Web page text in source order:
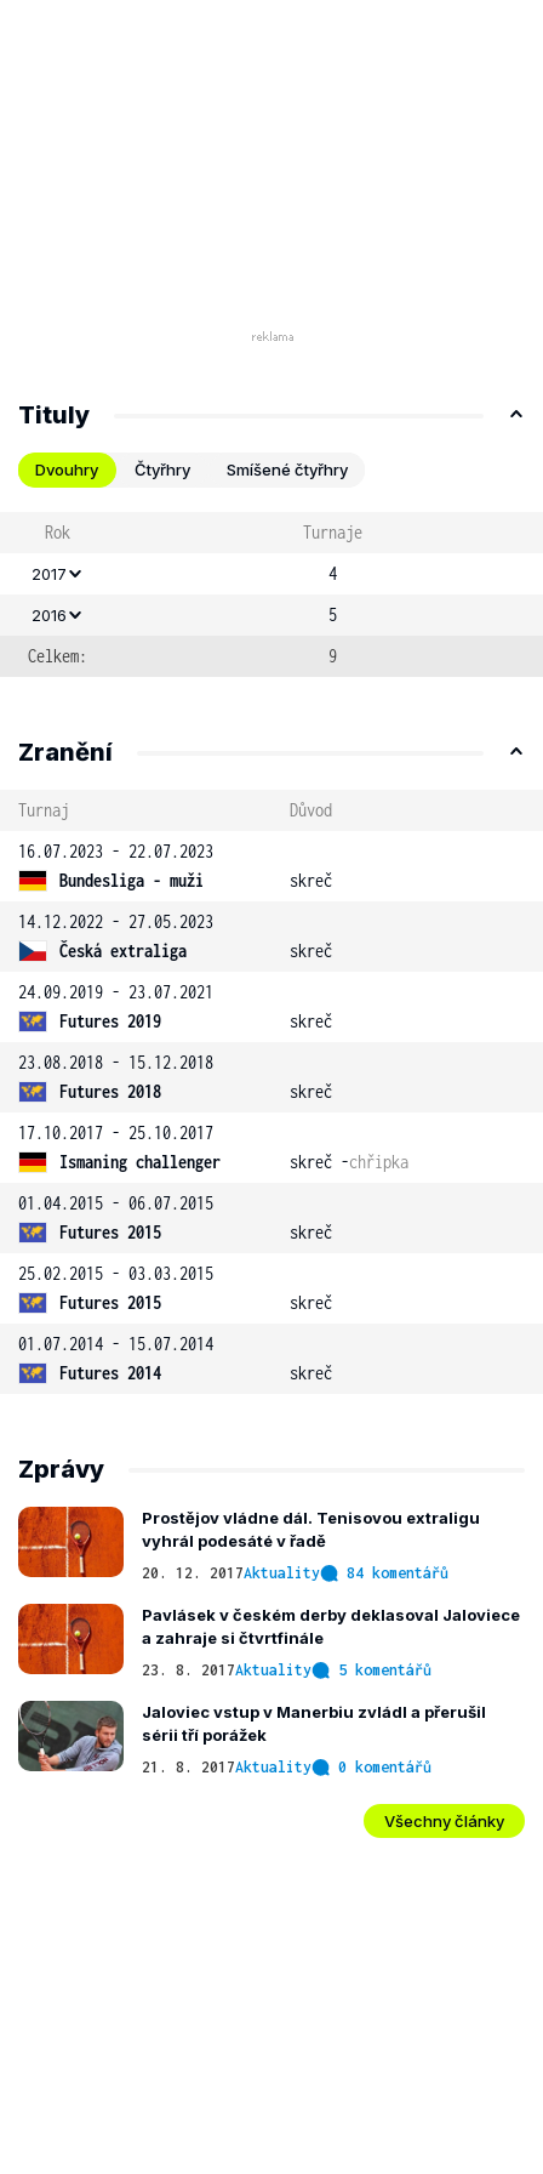
Tituly
Dvouhry Čtyřhry Smíšené čtyřhry
Rok Turnaje
2017 4
2016
5
Celkem:
9
Zranění
Turnaj
Důvod
16.07.2023 - 22.07.2023
Bundesliga - muži
skreč
14.12.2022 - 27.05.2023
Česká extraliga
skreč
24.09.2019 - 23.07.2021
Futures 2019
skreč
23.08.2018 - 15.12.2018
Futures 2018
skreč
17.10.2017 - 25.10.2017
Ismaning challenger
skreč -chřipka
01.04.2015 - 06.07.2015
Futures 2015
skreč
25.02.2015 - 03.03.2015
Futures 2015
skreč
01.07.2014 - 15.07.2014
Futures 2014
skreč
Zprávy
Prostějov vládne dál. Tenisovou extraligu
vyhrál podesáté v řadě
20. 12. 2017Aktuality 84 komentářů
Pavlásek v českém derby deklasoval Jaloviece
a zahraje si čtvrtfinále
23. 8. 2017Aktuality 5 komentářů
Jaloviec vstup v Manerbiu zvládl a přerušil
sérii tří porážek
21. 8. 2017Aktuality 0 komentářů
Všechny články